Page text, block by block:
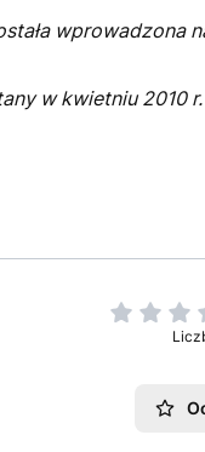
w kwietniu